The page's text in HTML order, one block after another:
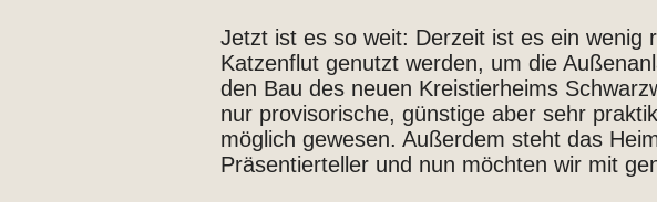
Jetzt ist es so weit: Derzeit ist es ein wenig
Katzenflut genutzt werden, um die
den Bau des neuen Kreistierheims
nur provisorische, günstige aber sehr
möglich gewesen. Außerdem steht das
Präsentierteller und nun möchten wir mit